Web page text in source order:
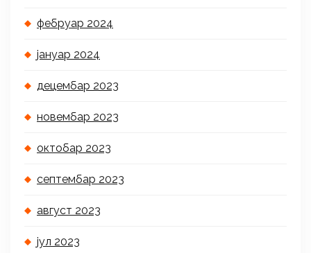
фебруар 2024
јануар 2024
децембар 2023
новембар 2023
октобар 2023
септембар 2023
август 2023
јул 2023